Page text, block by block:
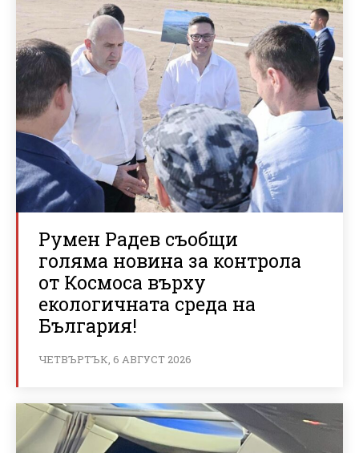
Румен Радев съобщи
голяма новина за контрола
от Космоса върху
екологичната среда на
България!
ЧЕТВЪРТЪК, 6 АВГУСТ 2026